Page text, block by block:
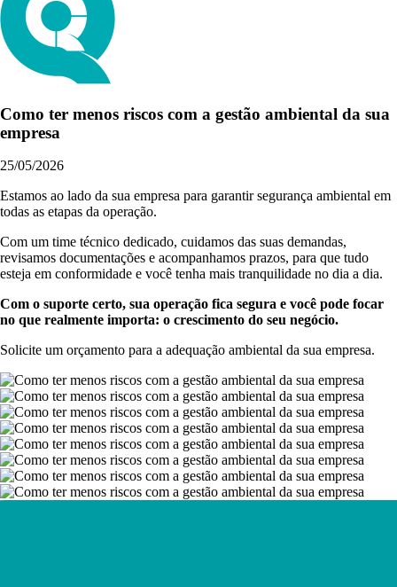
Como ter menos riscos com a gestão ambiental da sua
empresa
25/05/2026
Estamos ao lado da sua empresa para garantir segurança ambiental em
todas as etapas da operação.
Com um time técnico dedicado, cuidamos das suas demandas,
revisamos documentações e acompanhamos prazos, para que tudo
esteja em conformidade e você tenha mais tranquilidade no dia a dia.
Com o suporte certo, sua operação fica segura e você pode focar
no que realmente importa: o crescimento do seu negócio.
Solicite um orçamento para a adequação ambiental da sua empresa.